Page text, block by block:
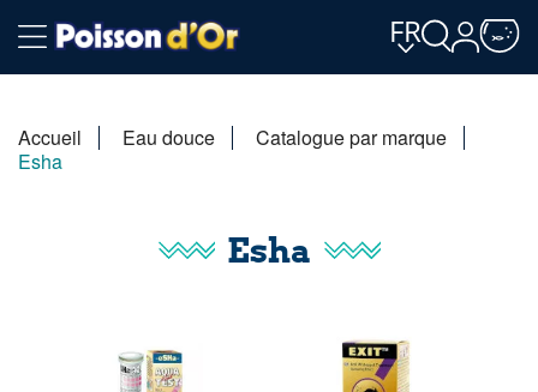
FR
Accueil Eau douce
Catalogue par marque
Esha
Esha